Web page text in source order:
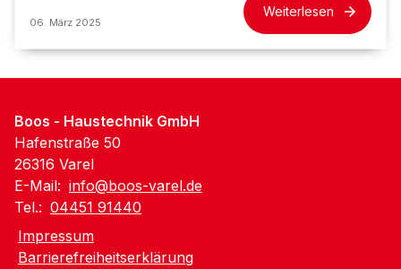
06. März 2025
Weiterlesen
Boos - Haustechnik GmbH
Hafenstraße 50
26316 Varel
E-Mail: info@boos-varel.de
Tel.: 04451 91440
Impressum
Barrierefreiheitserklärung